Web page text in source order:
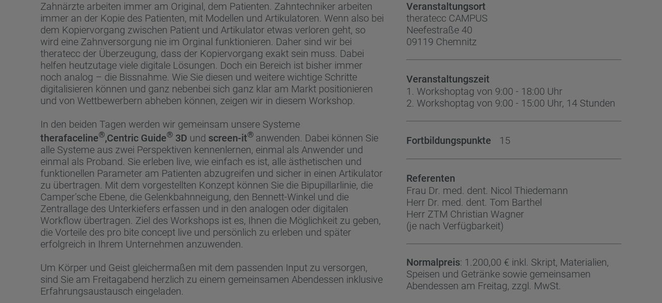
Zahnärzte arbeiten immer am Original, dem Patienten. Zahntechniker arbeiten
immer an der Kopie des Patienten, mit Modellen und Artikulatoren. Wenn also bei
dem Kopiervorgang zwischen Patient und Artikulator etwas verloren geht, so
wird eine Zahnversorgung nie im Orginal funktionieren. Daher sind wir bei
theratecc der Überzeugung, dass der Kopiervorgang exakt sein muss. Dabei
helfen heutzutage viele digitale Lösungen. Doch ein Bereich ist bisher immer
noch analog – die Bissnahme. Wie Sie diesen und weitere wichtige Schritte
digitalisieren können und ganz nebenbei sich ganz klar am Markt positionieren
und von Wettbewerbern abheben können, zeigen wir in diesem Workshop.
In den beiden Tagen werden wir gemeinsam unsere Systeme
therafaceline®,Centric Guide® 3D und screen-it® anwenden. Dabei können Sie
alle Systeme aus zwei Perspektiven kennenlernen, einmal als Anwender und
einmal als Proband. Sie erleben live, wie einfach es ist, alle ästhetischen und
funktionellen Parameter am Patienten abzugreifen und sicher in einen Artikulator
zu übertragen. Mit dem vorgestellten Konzept können Sie die Bipupillarlinie, die
Camper’sche Ebene, die Gelenkbahnneigung, den Bennett-Winkel und die
Zentrallage des Unterkiefers erfassen und in den analogen oder digitalen
Workflow übertragen. Ziel des Workshops ist es, Ihnen die Möglichkeit zu geben,
die Vorteile des pro bite concept live und persönlich zu erleben und später
erfolgreich in Ihrem Unternehmen anzuwenden.
Um Körper und Geist gleichermaßen mit dem passenden Input zu versorgen,
sind Sie am Freitagabend herzlich zu einem gemeinsamen Abendessen inklusive
Erfahrungsaustausch eingeladen.
Veranstaltungsort
theratecc CAMPUS
Neefestraße 40
09119 Chemnitz
Veranstaltungszeit
1. Workshoptag von 9:00 - 18:00 Uhr
2. Workshoptag von 9:00 - 15:00 Uhr, 14 Stunden
Fortbildungspunkte 15
Referenten
Frau Dr. med. dent. Nicol Thiedemann
Herr Dr. med. dent. Tom Barthel
Herr ZTM Christian Wagner
(je nach Verfügbarkeit)
Normalpreis: 1.200,00 € inkl. Skript, Materialien,
Speisen und Getränke sowie gemeinsamen
Abendessen am Freitag, zzgl. MwSt.